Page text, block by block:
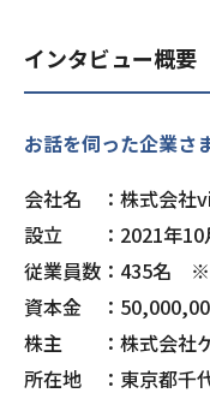
インタビュー概要
お話を伺った企業さ
会社名 ：株式会社
設立 ：2021年10
従業員数：435名
資本金 ：
株主 ：株式会社ゲ
所在地 ：東京都千